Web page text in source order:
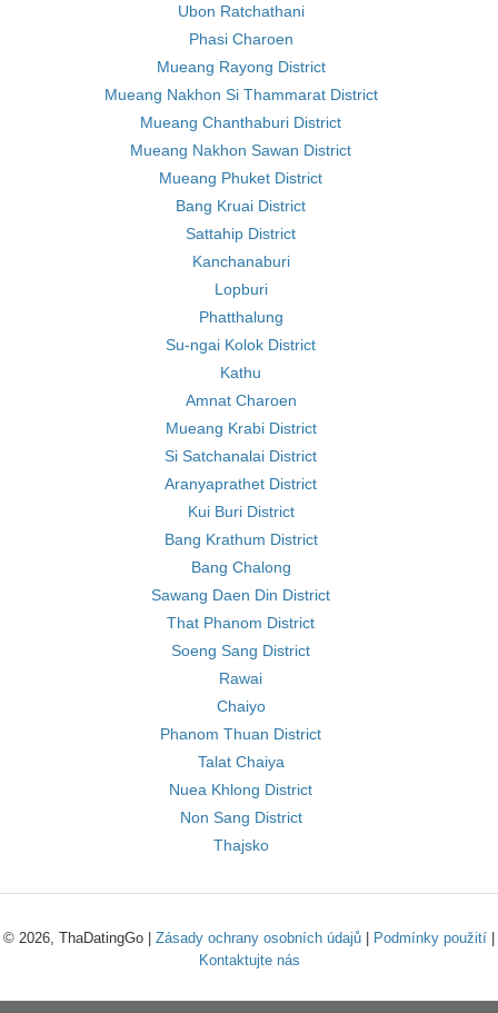
Ubon Ratchathani
Phasi Charoen
Mueang Rayong District
Mueang Nakhon Si Thammarat District
Mueang Chanthaburi District
Mueang Nakhon Sawan District
Mueang Phuket District
Bang Kruai District
Sattahip District
Kanchanaburi
Lopburi
Phatthalung
Su-ngai Kolok District
Kathu
Amnat Charoen
Mueang Krabi District
Si Satchanalai District
Aranyaprathet District
Kui Buri District
Bang Krathum District
Bang Chalong
Sawang Daen Din District
That Phanom District
Soeng Sang District
Rawai
Chaiyo
Phanom Thuan District
Talat Chaiya
Nuea Khlong District
Non Sang District
Thajsko
© 2026, ThaDatingGo | Zásady ochrany osobních údajů Podmínky použití
Kontaktujte nás